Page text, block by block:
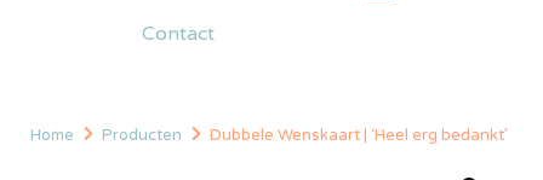
Contact
Home Producten Dubbele Wenskaart | ‘Heel erg bedankt’